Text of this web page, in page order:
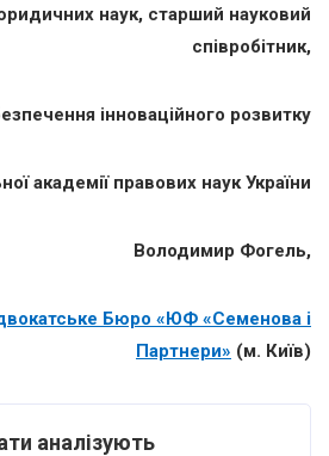
наук, старший науковий
співробітник,
інноваційного розвитку
академії правових наук України
Володимир Фогель,
Бюро «ЮФ «Семенова і
Партнери» (м. Київ)
аналізують